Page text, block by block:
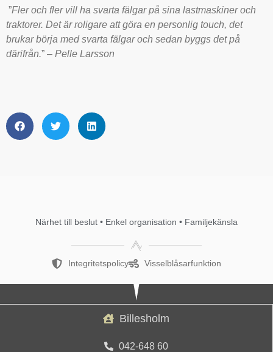
”Fler och fler vill ha svarta fälgar på sina lastmaskiner och
traktorer. Det är roligare att göra en personlig touch, det
brukar börja med svarta fälgar och sedan byggs det på
därifrån.” – Pelle Larsson
Närhet till beslut • Enkel organisation • Familjekänsla
Integritetspolicy Visselblåsarfunktion
Billesholm
042-648 60